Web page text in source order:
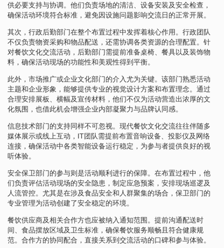
供必要支持与协调。他们负责场地的清洁、设备安装及安全检查，
确保活动环境符合标准，避免因设施问题影响交流日的正常开展。
其次，行政后勤部门在整个布置过程中发挥着核心作用。行政团队
不仅负责物资采购和物品配送，还需协调各类资源的合理配置。针
对餐饮文化交流活动，后勤部门需提前准备桌椅、餐具以及装饰物
料，确保活动现场的功能性和美观性得到平衡。
此外，市场推广或企业文化部门的介入尤为关键。该部门熟悉活动
主题和企业形象，能够提供专业的视觉设计方案和布置理念。通过
合理安排展板、横幅及宣传材料，他们不仅为活动营造出浓厚的文
化氛围，也借此机会增强企业内部凝聚力与品牌认同感。
信息技术部门的支持同样不可忽视。现代餐饮文化交流往往伴随多
媒体展示或线上互动，IT团队需提前布置音响设备、投影仪及网络
连接，确保活动中各类智能设备运行稳定，为参与者提供良好的视
听体验。
安全保卫部门的参与则是活动顺利进行的保障。在布置过程中，他
们负责评估活动现场的安全隐患，制定应急预案，安排现场巡逻及
人流管控。尤其是在涉及食品安全和人群聚集的场合，保卫部门的
专业管理为活动创建了安全稳定的环境。
餐饮供应商及相关合作方也应被纳入通知范围。提前沟通配送时
间、食品摆放区域及卫生标准，确保餐饮服务顺畅且符合健康规
范。合作方的协同配合，直接关系到交流活动的口碑和参与体验。